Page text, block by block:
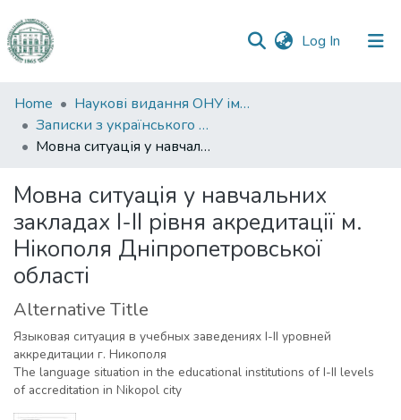
Log In (current)
Communities
&
Collections
Statistics
Home
Наукові видання ОНУ імені І. І. Мечникова
Записки з українського мовознавства
Мовна ситуація у навчальних закладах І-ІІ рівня акредитації м. Нікополя Дніпропетровської області
Мовна ситуація у навчальних
закладах І-ІІ рівня акредитації м.
Нікополя Дніпропетровської
області
Alternative Title
Языковая ситуация в учебных заведениях I-II уровней
аккредитации г. Никополя
The language situation in the educational institutions of I-II levels
of accreditation in Nikopol city